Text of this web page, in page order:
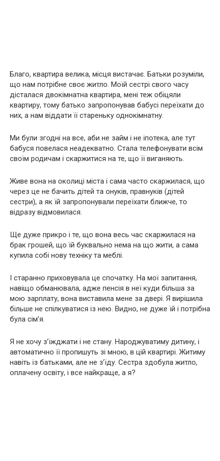
Благо, квартира велика, місця вистачає. Батьки розуміли,
що нам потрібне своє житло. Моїй сестрі свого часу
дісталася двокімнатна квартира, мені теж обіцяли
квартиру, тому батько запропонував бабусі переїхати до
них, а нам віддати її стареньку однокімнатну.
Ми були згодні на все, аби не займ і не іпотека, але тут
бабуся повелася неадекватно. Стала телефонувати всім
своїм родичам і скаржитися на те, що її виганяють.
Живе вона на околиці міста і сама часто скаржилася, що
через це не бачить дітей та онуків, правнуків (дітей
сестри), а як їй запропонували переїхати ближче, то
відразу відмовилася.
Ще дуже прикро і те, що вона весь час скаржилася на
брак грошей, що їй буквально нема на що жити, а сама
купила собі нову техніку та меблі.
І старанно приховувала це спочатку. На мої запитання,
навіщо обманювала, адже пенсія в неї куди більша за
мою зарплату, вона виставила мене за двері. Я вирішила
більше не спілкуватися із нею. Видно, не дуже їй і потрібна
була сім’я.
Я не хочу з’їжджати і не стану. Народжуватиму дитину, і
автоматично її пропишуть зі мною, в цій квартирі. Житиму
навіть із батьками, але не з’їду. Сестра здобула житло,
оплачену освіту, і все найкраще, а я?